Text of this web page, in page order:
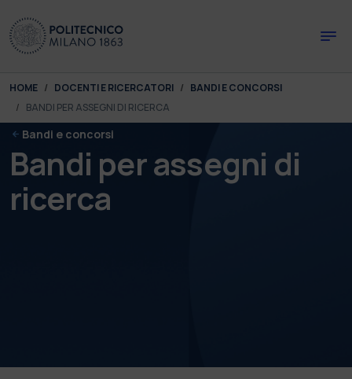
You are here:
HOME DOCENTI E RICERCATORI
BANDI E CONCORSI
BANDI PER ASSEGNI DI RICERCA
Bandi e concorsi
Bandi per assegni di
ricerca